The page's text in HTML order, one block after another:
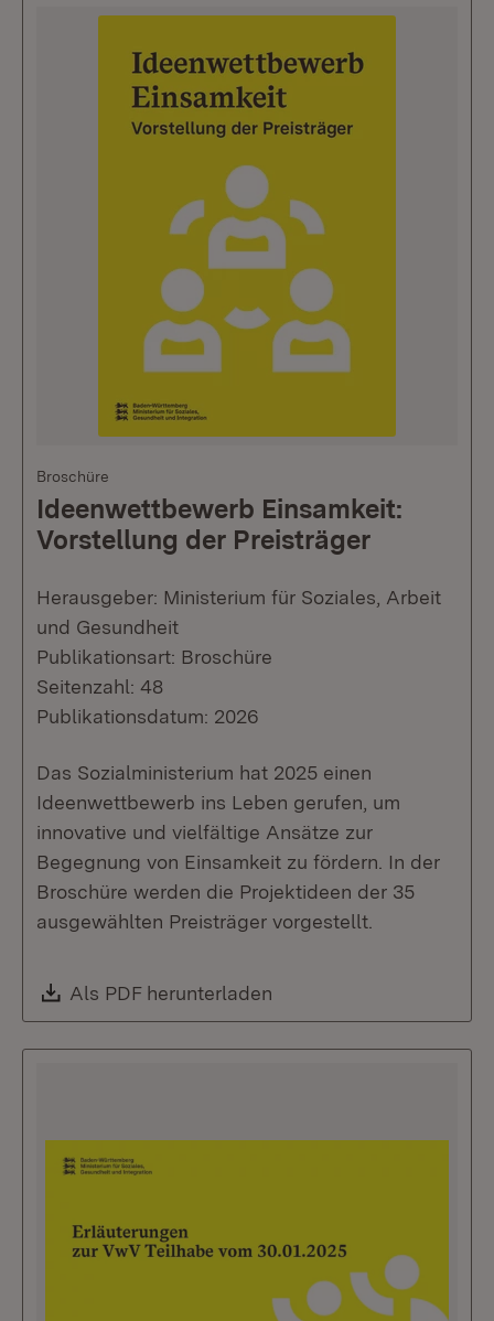
Broschüre
Ideenwettbewerb Einsamkeit:
Vorstellung der Preisträger
Herausgeber: Ministerium für Soziales, Arbeit
und Gesundheit
Publikationsart: Broschüre
Seitenzahl: 48
Publikationsdatum: 2026
Das Sozialministerium hat 2025 einen
Ideenwettbewerb ins Leben gerufen, um
innovative und vielfältige Ansätze zur
Begegnung von Einsamkeit zu fördern. In der
Broschüre werden die Projektideen der 35
ausgewählten Preisträger vorgestellt.
Download:
Als PDF herunterladen